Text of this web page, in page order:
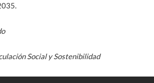
Social y Sostenibilidad